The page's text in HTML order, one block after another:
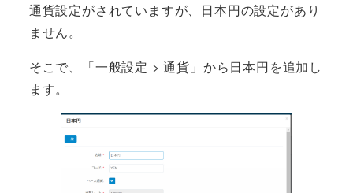
通貨設定がされていますが、日本円の設定があり
ません。
そこで、「一般設定 > 通貨」から日本円を追加し
ます。